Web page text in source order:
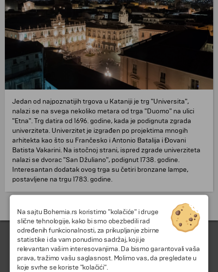
Jedan od najpoznatijih trgova u Kataniji je trg "Universita",
nalazi se na svega nekoliko metara od trga "Duomo" na ulici
"Etna". Trg datira od 1696. godine, kada je podignuta zgrada
univerziteta. Univerzitet je izgrađen po projektima mnogih
arhitekta kao što su Frančesko i Antonio Batalija i Đovani
Batista Vakarini. Na istočnoj strani, ispred zgrade univerziteta
nalazi se dvorac "San Džuliano", podignut 1738. godine.
Interesantan dodatak ovog trga su četiri bronzane lampe,
postavljene na trgu 1783. godine.
Na sajtu Bohemia.rs koristimo "kolačiće" i druge
slične tehnologije, kako bi smo obezbedili rad
određenih funkcionalnosti, za prikupljanje zbirne
statistike i da vam ponudimo sadržaj, koji je
relevantan vašim interesovanjima. Da bismo garantovali vaša
prava, tražimo vašu saglasnost. Molimo vas, da pregledate u
koje svrhe se koriste "kolačići".